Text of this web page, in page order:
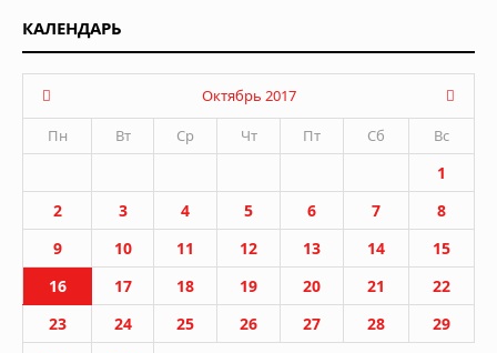
КАЛЕНДАРЬ
Октябрь 2017
Пн
Вт Ср Чт Пт Сб Вс
1
2
3 4 5 6 7
8
9
10 11 12 13 14
15
16
17 18 19 20 21
22
23
24 25 26 27 28
29